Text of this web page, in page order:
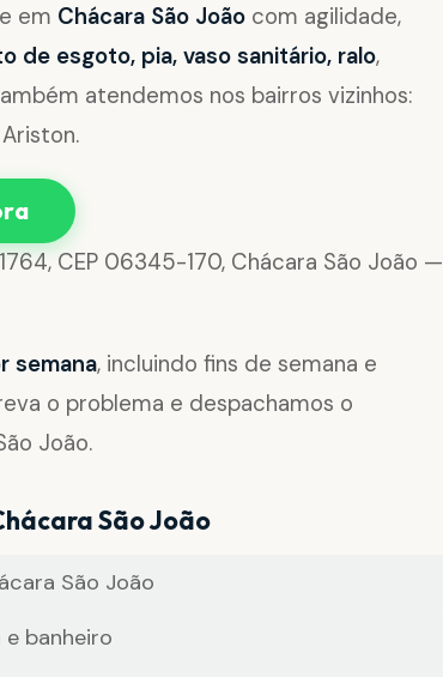
em Chácara São João com agilidade,
de esgoto, pia, vaso sanitário, ralo,
atendemos nos bairros vizinhos:
CEP 06345-170, Chácara São João —
semana, incluindo fins de semana e
o problema e despachamos o
João.
São João
São João
banheiro